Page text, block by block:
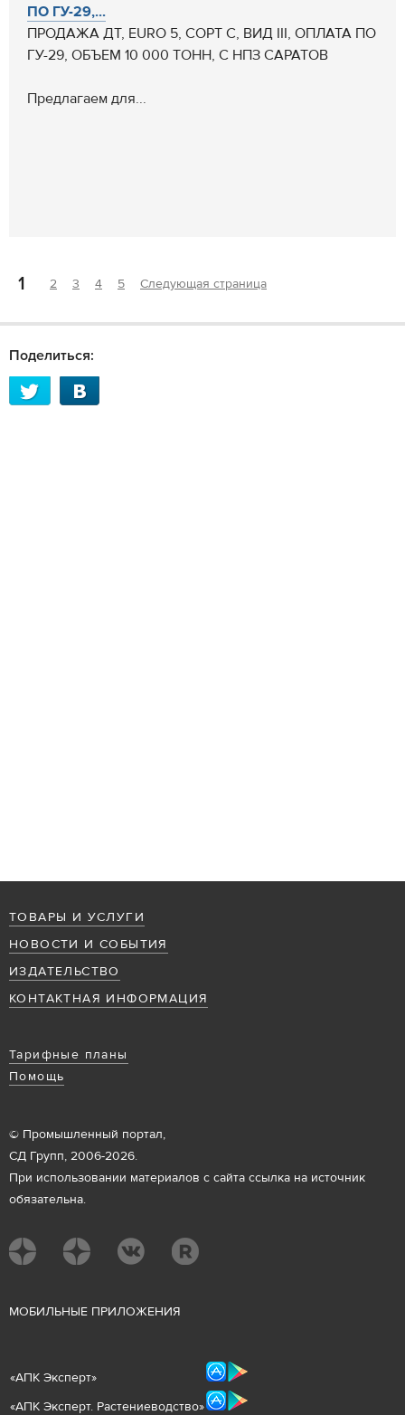
ПО ГУ-29,...
ПРОДАЖА ДТ, EURO 5, СОРТ С, ВИД III, ОПЛАТА ПО
ГУ-29, ОБЪЕМ 10 000 ТОНН, С НПЗ САРАТОВ
Предлагаем для...
1 2 3 4 5 Следующая страница
Поделиться:
ТОВАРЫ И УСЛУГИ
НОВОСТИ И СОБЫТИЯ
ИЗДАТЕЛЬСТВО
КОНТАКТНАЯ ИНФОРМАЦИЯ
Тарифные планы
Помощь
© Промышленный портал,
СД Групп, 2006-2026.
При использовании материалов с сайта ссылка на источник
обязательна.
МОБИЛЬНЫЕ ПРИЛОЖЕНИЯ
«АПК Эксперт»
«АПК Эксперт. Растениеводство»